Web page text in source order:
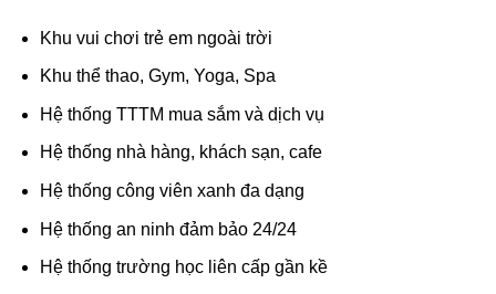
Khu vui chơi trẻ em ngoài trời
Khu thể thao, Gym, Yoga, Spa
Hệ thống TTTM mua sắm và dịch vụ
Hệ thống nhà hàng, khách sạn, cafe
Hệ thống công viên xanh đa dạng
Hệ thống an ninh đảm bảo 24/24
Hệ thống trường học liên cấp gần kề